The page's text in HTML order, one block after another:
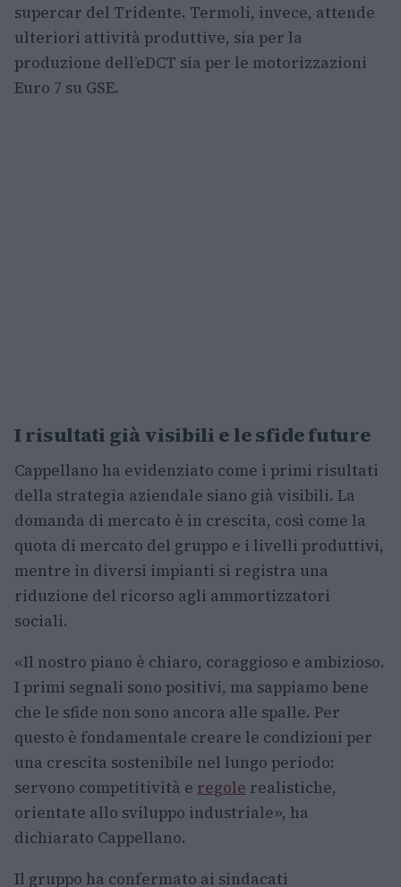
supercar del Tridente. Termoli, invece, attende
ulteriori attività produttive, sia per la
produzione dell’eDCT sia per le motorizzazioni
Euro 7 su GSE.
I risultati già visibili e le sfide future
Cappellano ha evidenziato come i primi risultati
della strategia aziendale siano già visibili. La
domanda di mercato è in crescita, così come la
quota di mercato del gruppo e i livelli produttivi,
mentre in diversi impianti si registra una
riduzione del ricorso agli ammortizzatori
sociali.
«Il nostro piano è chiaro, coraggioso e ambizioso.
I primi segnali sono positivi, ma sappiamo bene
che le sfide non sono ancora alle spalle. Per
questo è fondamentale creare le condizioni per
una crescita sostenibile nel lungo periodo:
servono competitività e regole realistiche,
orientate allo sviluppo industriale», ha
dichiarato Cappellano.
Il gruppo ha confermato ai sindacati